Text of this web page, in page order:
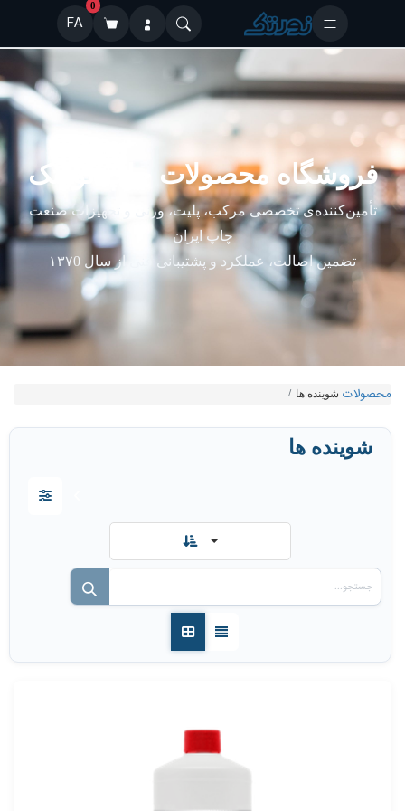
0
FA
فروشگاه محصولات چاپ نورتک
تأمین‌کننده‌ی تخصصی مرکب، پلیت، ورنی و تجهیزات صنعت
چاپ ایران
تضمین اصالت، عملکرد و پشتیبانی فنی از سال ۱۳۷0
محصولات شوینده ها
شوینده ها